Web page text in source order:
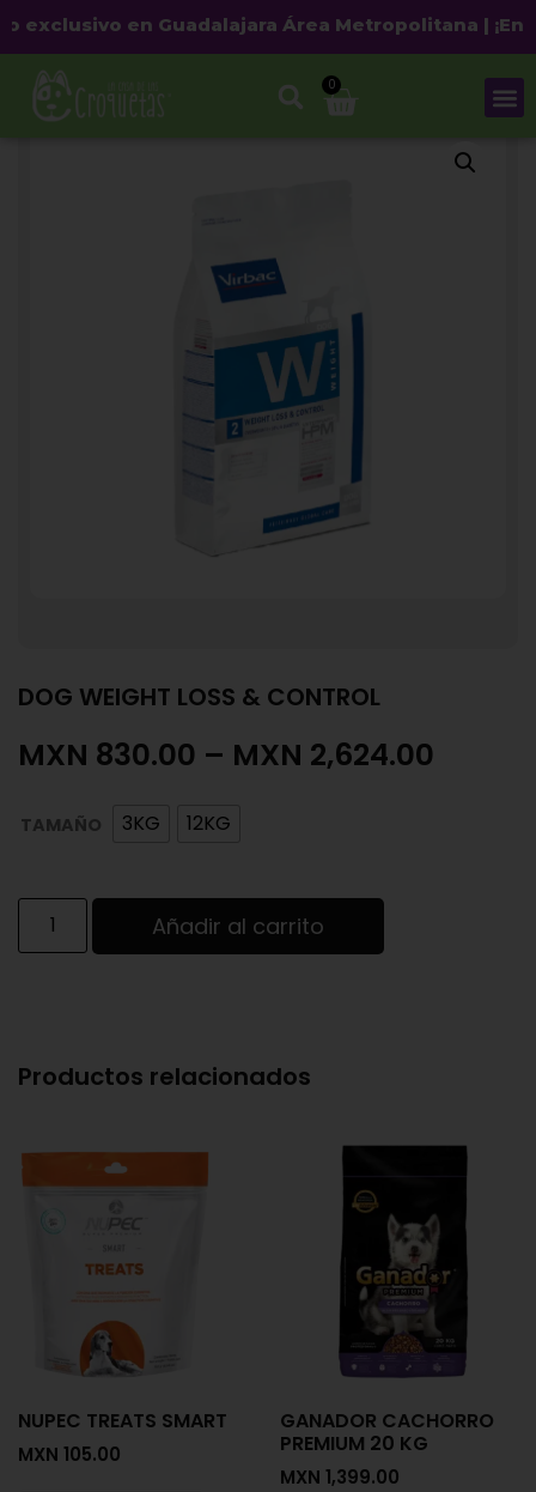
en Guadalajara Área Metropolitana |
0
DOG WEIGHT LOSS & CONTROL
MXN 830.00 – MXN 2,624.00
TAMAÑO 3KG 12KG
Añadir al carrito
Productos relacionados
NUPEC TREATS SMART
MXN 105.00
GANADOR CACHORRO
PREMIUM 20 KG
MXN 1,399.00